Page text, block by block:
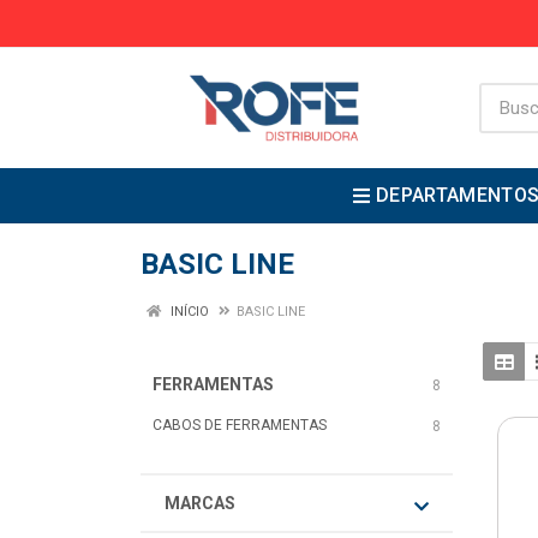
BASIC LINE
INÍCIO BASIC LINE
FERRAMENTAS 8
CABOS DE FERRAMENTAS 8
MARCAS